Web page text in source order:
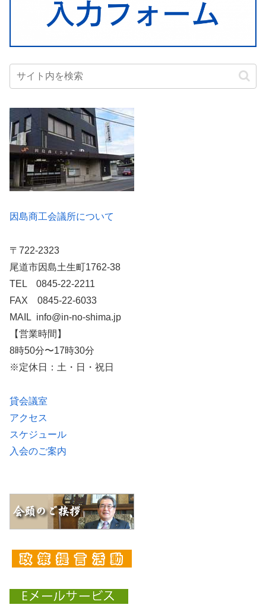
因島商工会議所について
〒722-2323
尾道市因島土生町1762-38
TEL 0845-22-2211
FAX 0845-22-6033
MAIL info@in-no-shima.jp
【営業時間】
8時50分〜17時30分
※定休日：土・日・祝日
貸会議室
アクセス
スケジュール
入会のご案内